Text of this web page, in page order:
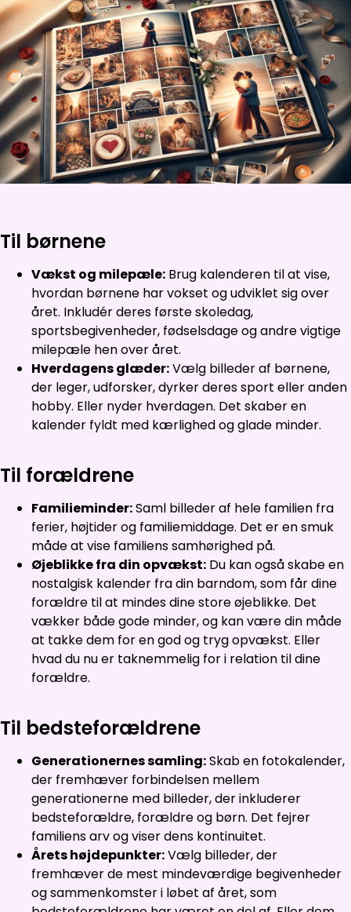
Til børnene
Vækst og milepæle: Brug kalenderen til at vise,
hvordan børnene har vokset og udviklet sig over
året. Inkludér deres første skoledag,
sportsbegivenheder, fødselsdage og andre vigtige
milepæle hen over året.
Hverdagens glæder:Vælg billeder af børnene,
der leger, udforsker, dyrker deres sport eller anden
hobby. Eller nyder hverdagen. Det skaber en
kalender fyldt med kærlighed og glade minder.
Til forældrene
Familieminder:Saml billeder af hele familien fra
ferier, højtider og familiemiddage. Det er en smuk
måde at vise familiens samhørighed på.
Øjeblikke fra din opvækst: Du kan også skabe en
nostalgisk kalender fra din barndom, som får dine
forældre til at mindes dine store øjeblikke. Det
vækker både gode minder, og kan være din måde
at takke dem for en god og tryg opvækst. Eller
hvad du nu er taknemmelig for i relation til dine
forældre.
Til bedsteforældrene
Generationernes samling:Skab en fotokalender,
der fremhæver forbindelsen mellem
generationerne med billeder, der inkluderer
bedsteforældre, forældre og børn. Det fejrer
familiens arv og viser dens kontinuitet.
Årets højdepunkter:Vælg billeder, der
fremhæver de mest mindeværdige begivenheder
og sammenkomster i løbet af året, som